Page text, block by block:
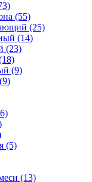
(55)
(25)
(14)
(23)
(9)
(5)
(13)